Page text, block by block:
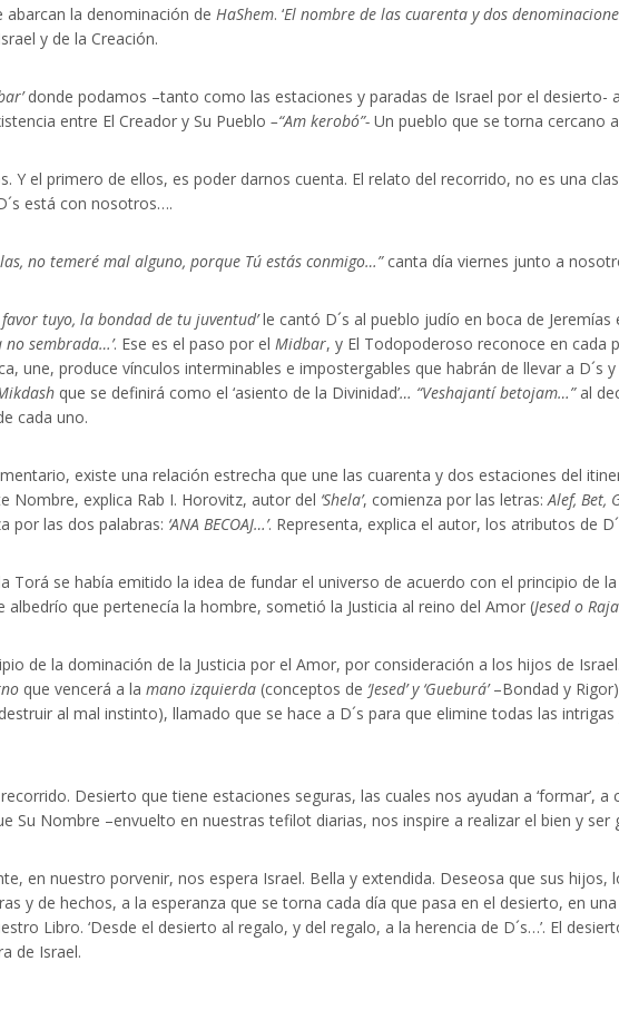
abarcan la denominación de HaShem. ‘El nombre de las cuarenta y dos
y de la Creación.
donde podamos –tanto como las estaciones y paradas de Israel por el desierto-
entre El Creador y Su Pueblo –“Am kerobó”- Un pueblo que se torna cercano
Y el primero de ellos, es poder darnos cuenta. El relato del recorrido, no es una
está con nosotros….
no temeré mal alguno, porque Tú estás conmigo…”canta día viernes junto a
favor tuyo, la bondad de tu juventud’le cantó D´s al pueblo judío en boca de Jeremías
sembrada…’. Ese es el paso por el Midbar, y El Todopoderoso reconoce en cada
une, produce vínculos interminables e impostergables que habrán de llevar a
que se definirá como el ‘asiento de la Divinidad’… “Veshajantí betojam…”al
cada uno.
existe una relación estrecha que une las cuarenta y dos estaciones del
Nombre, explica Rab I. Horovitz, autor del ‘Shela’, comienza por las letras:Alef, Bet,
por las dos palabras: ‘ANA BECOAJ…’. Representa, explica el autor, los atributos de
Torá se había emitido la idea de fundar el universo de acuerdo con el principio de
albedrío que pertenecía la hombre, sometió la Justicia al reino del Amor (Jesed o
de la dominación de la Justicia por el Amor, por consideración a los hijos de
que vencerá a la mano izquierda (conceptos de ‘Jesed’ y ‘Gueburá’–Bondad y
al mal instinto), llamado que se hace a D´s para que elimine todas las
Desierto que tiene estaciones seguras, las cuales nos ayudan a ‘formar’,
Su Nombre –envuelto en nuestras tefilot diarias, nos inspire a realizar el bien y ser
en nuestro porvenir, nos espera Israel. Bella y extendida. Deseosa que sus hijos,
y de hechos, a la esperanza que se torna cada día que pasa en el desierto, en
Libro. ‘Desde el desierto al regalo, y del regalo, a la herencia de D´s…’. El
de Israel.